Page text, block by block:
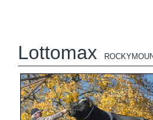
Lottomax